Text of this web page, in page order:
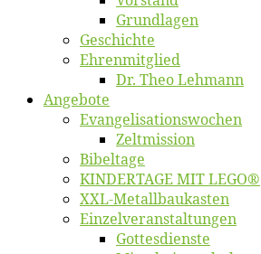
Grund­la­gen
Ge­schich­te
Eh­ren­mit­glied
Dr. Theo Lehmann
An­ge­bo­te
Evangelisa­tions­wo­chen
Zelt­mis­si­on
Bi­bel­ta­ge
KINDERTAGE MIT LEGO®
XXL-Me­­tal­l­­bau­­kas­­ten
Einzelver­an­stal­tungen
Got­tes­diens­te